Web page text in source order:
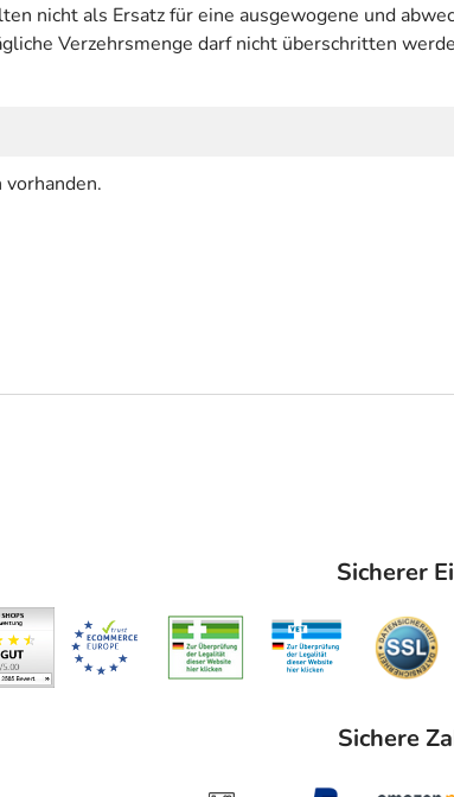
nicht als Ersatz für eine ausgewogene und
Verzehrsmenge darf nicht überschritten
vorhanden.
Sicherer
Sichere